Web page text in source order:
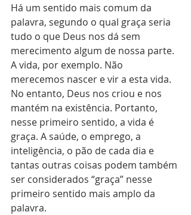
Há um sentido mais comum da
palavra, segundo o qual graça seria
tudo o que Deus nos dá sem
merecimento algum de nossa parte.
A vida, por exemplo. Não
merecemos nascer e vir a esta vida.
No entanto, Deus nos criou e nos
mantém na existência. Portanto,
nesse primeiro sentido, a vida é
graça. A saúde, o emprego, a
inteligência, o pão de cada dia e
tantas outras coisas podem também
ser considerados “graça” nesse
primeiro sentido mais amplo da
palavra.